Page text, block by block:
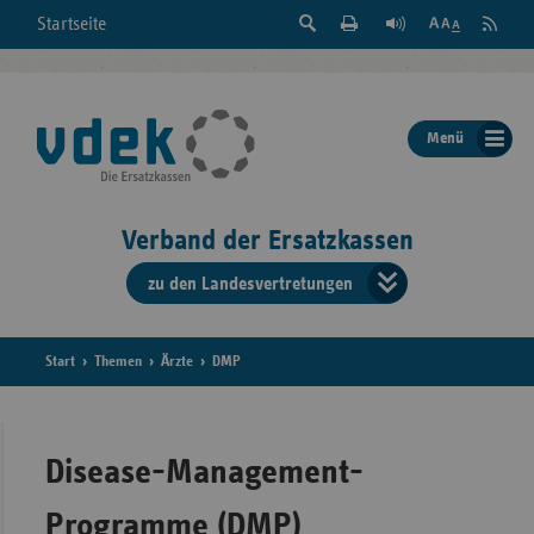
Startseite
Suche
der
Seite
Feed
Menü
Verband der Ersatzkassen
zu den Landesvertretungen
der
Start Themen Ärzte DMP
Disease-Management-
Programme (DMP)